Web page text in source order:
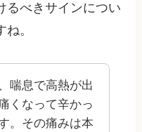
るべきサインについ
。
喘息で高熱が出
くなって辛かっ
。その痛みは本